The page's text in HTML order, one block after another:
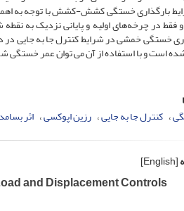
بارگذاری خستگی کشش-کشش با توجه به
فقط در چرخه‌های اولیه و پایانی نزدیک به
خستگی خمشی در شرایط کنترل جا به­ جایی
است و با استفاده از آن می توان عمر خستگی
کنترل جا به جایی رزین اپوکسی اثر بسامد
[English]
and Displacement Controls